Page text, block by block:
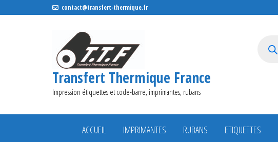
contact@transfert-thermique.fr
Transfert Thermique France
Impression étiquettes et code-barre, imprimantes, rubans
ACCUEIL IMPRIMANTES RUBANS ETIQUETTES